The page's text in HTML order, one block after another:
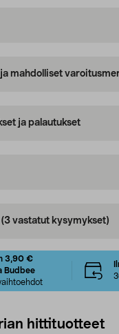
mahdolliset
ja palautukset
(3 vastatut kysymykset)
3,90 €
Budbee
hittituotteet